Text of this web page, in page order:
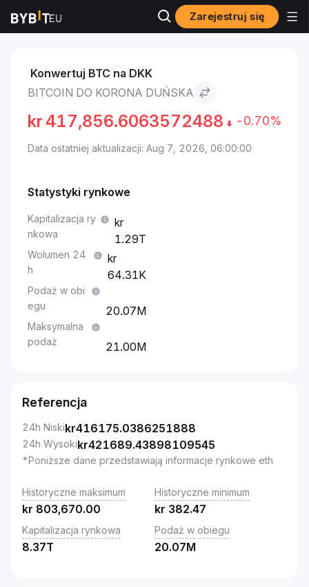
Zarejestruj się
Rynki Cena Bitcoin BTC Bitcoin to Korona duńska
Konwertuj BTC na DKK
BITCOIN DO KORONA DUŃSKA
kr417,856.6063572488 -0.70%
Data ostatniej aktualizacji: Aug 7, 2026, 06:00:00
Statystyki rynkowe
Kapitalizacja ry
nkowa
1.29T
Wolumen 24
h
64.31K
Podaż w obi
egu
20.07M
Maksymalna
podaż
21.00M
Referencja
24h Niskikr416175.0386251888
24h Wysokikr421689.43898109545
*Poniższe dane przedstawiają informacje rynkowe eth
Historyczne maksimum
kr 803,670.00
Historyczne minimum
kr 382.47
Kapitalizacja rynkowa
8.37T
Podaż w obiegu
20.07M